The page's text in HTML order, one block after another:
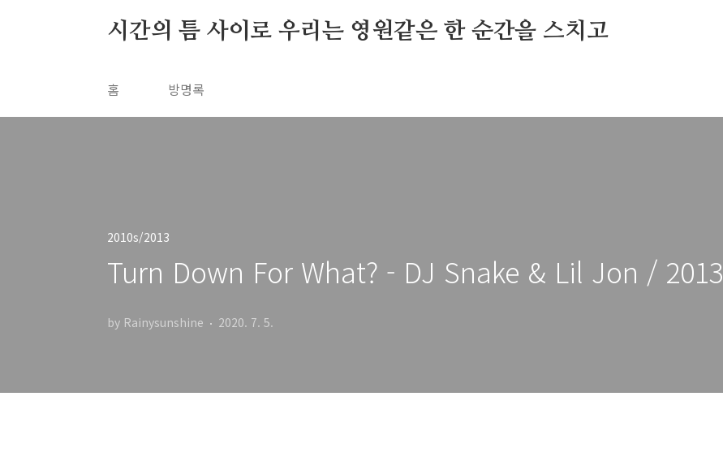
시간의 틈 사이로 우리는 영원같은 한 순간을 스치고
홈 방명록
2010s/2013
Turn Down For What? - DJ Snake & Lil Jon / 2013
by Rainysunshine 2020. 7. 5.